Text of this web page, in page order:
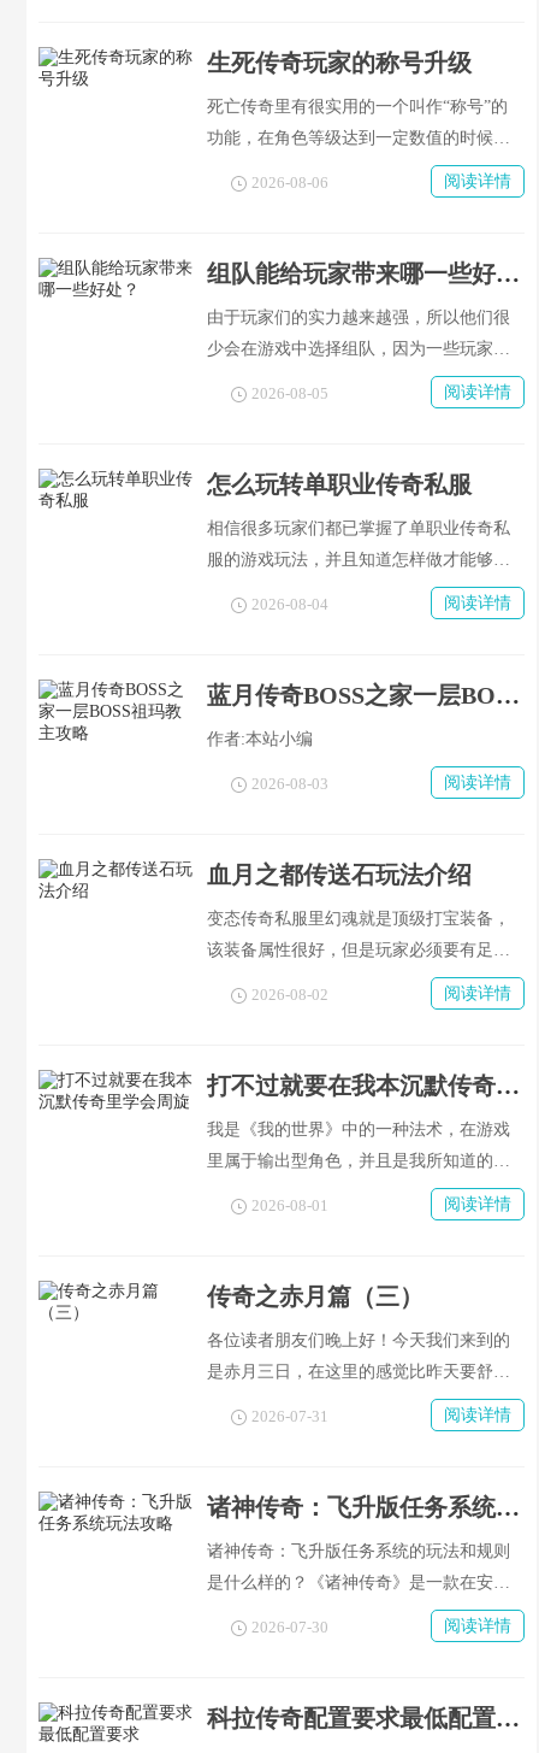
大家分享的就是关于新游戏的一些攻略
真观看并做好笔记！
生死传奇玩家的称号升级
死亡传奇里有很实用的一个叫作“称号”的
功能，在角色等级达到一定数值的时候就
可以获得大量的属性点数了，在早期刷怪
的过程中，“称号”起着非常关键的作用，
升职以后可以获得哪些额外的好处呢？下
2026-08-06 阅读详情
组队能给玩家带来哪一些好处？
由于玩家们的实力越来越强，所以他们很
少会在游戏中选择组队，因为一些玩家觉
得自己的单打独斗能力已经很强了，如果
组队的话就会被限制住，另外还有平均分
所以除了新手玩家之外，现在已经很少有
很多，今天我就给大家介绍一下组队会给
玩家带来什么好处。
2026-08-05 阅读详情
怎么玩转单职业传奇私服
相信很多玩家们都已掌握了单职业传奇私
服的游戏玩法，并且知道怎样做才能够使
自己的实力得到最大的提升，每个人都有
属于自己的一套方法论，但是这种方法论
事，想出了一个值得尝试的办法，请问你
2026-08-04 阅读详情
蓝月传奇BOSS之家一层BOSS祖玛教主攻略
作者:本站小编
2026-08-03 阅读详情
血月之都传送石玩法介绍
变态传奇私服里幻魂就是顶级打宝装备，
该装备属性很好，但是玩家必须要有足够
的基础属性才能使用，而且这件装备在游
戏中还有等级之分，那么怎样才能提高它
么呢？接下来就为大家介绍一下游戏中关
2026-08-02 阅读详情
打不过就要在我本沉默传奇里学会周旋
我是《我的世界》中的一种法术，在游戏
里属于输出型角色，并且是我所知道的游
戏里面伤害最高的一个位置了。
2026-08-01 阅读详情
传奇之赤月篇（三）
各位读者朋友们晚上好！今天我们来到的
是赤月三日，在这里的感觉比昨天要舒服
一些。打了一会儿之后就给做一个鲫鱼头
吧，我就把它拆开了，并且把它们分成了
项链，是被血巨人们偷走后留下的东西。
2026-07-31 阅读详情
诸神传奇：飞升版任务系统玩法攻略
诸神传奇：飞升版任务系统的玩法和规则
是什么样的？《诸神传奇》是一款在安卓
市场上刚刚上架的新游，在游戏中玩家可
以体验到与众不同的游戏乐趣，《诸神传
们来给大家介绍一下《诸神传奇·飞升版》
2026-07-30 阅读详情
科拉传奇配置要求最低配置要求